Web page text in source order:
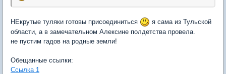
НЕкрутые туляки готовы присоединиться
я сама из Тульской
области, а в замечательном Алексине полдетства провела.
не пустим гадов на родные земли!
Обещанные ссылки:
Ссылка 1